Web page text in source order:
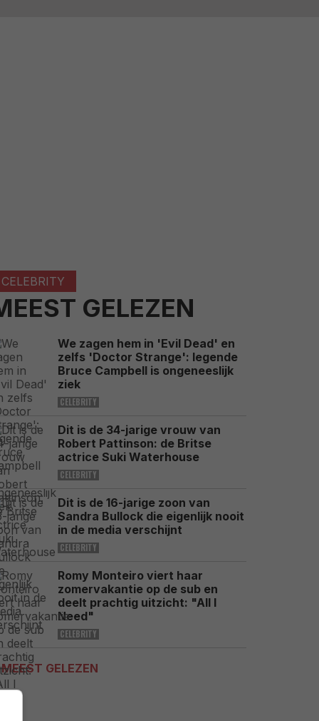
CELEBRITY
GELEZEN
We zagen hem in 'Evil Dead' en
zelfs 'Doctor Strange': legende
Bruce Campbell is ongeneeslijk
ziek
CELEBRITY
Dit is de 34-jarige vrouw van
Robert Pattinson: de Britse
actrice Suki Waterhouse
CELEBRITY
Dit is de 16-jarige zoon van
Sandra Bullock die eigenlijk nooit
in de media verschijnt
CELEBRITY
Romy Monteiro viert haar
zomervakantie op de sub en
deelt prachtig uitzicht: "All I
Need"
CELEBRITY
MEEST GELEZEN